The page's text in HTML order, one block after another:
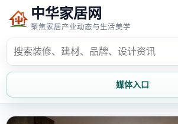
中华家居网
聚焦家居产业动态与生活美学
媒体入口